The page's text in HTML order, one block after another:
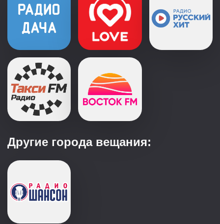
Другие города вещания: